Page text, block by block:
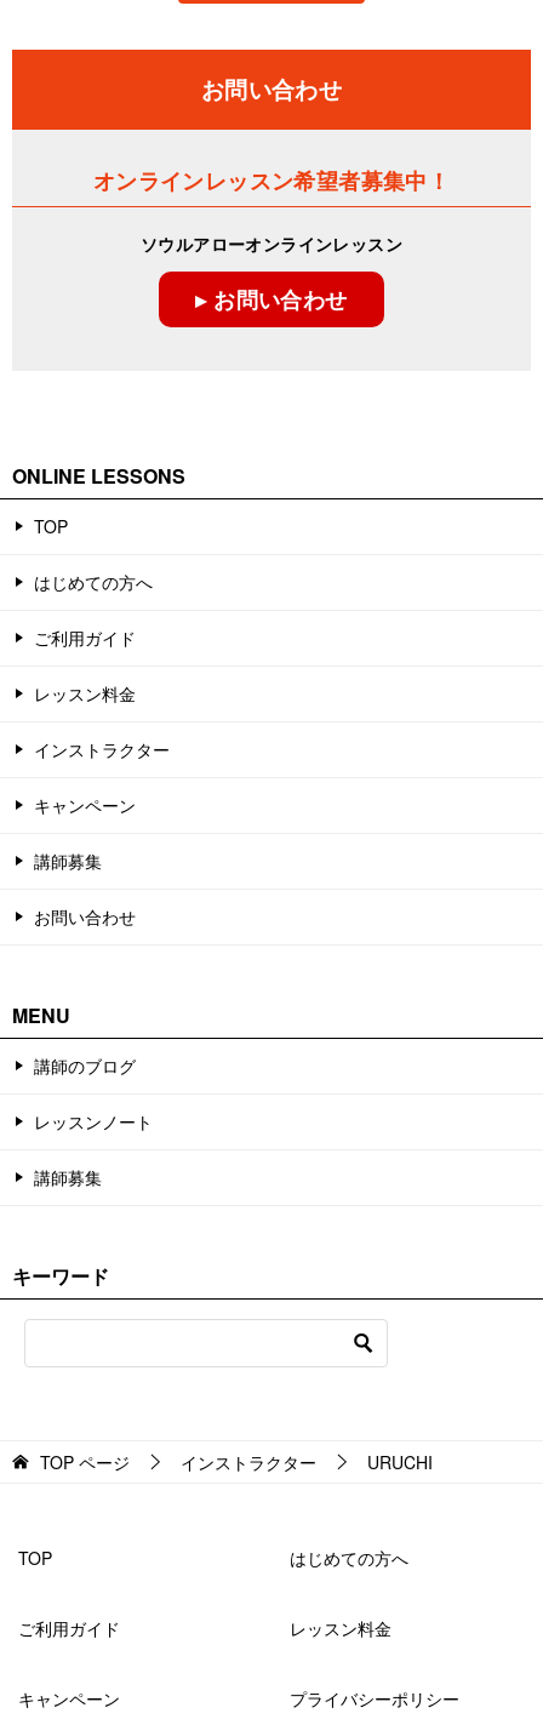
お問い合わせ
オンラインレッスン希望者募集中！
ソウルアローオンラインレッスン
▸ お問い合わせ
ONLINE LESSONS
TOP
はじめての方へ
ご利用ガイド
レッスン料金
インストラクター
キャンペーン
講師募集
お問い合わせ
MENU
講師のブログ
レッスンノート
講師募集
キーワード
TOP ページ インストラクター URUCHI
TOP はじめての方へ
ご利用ガイド レッスン料金
キャンペーン プライバシーポリシー